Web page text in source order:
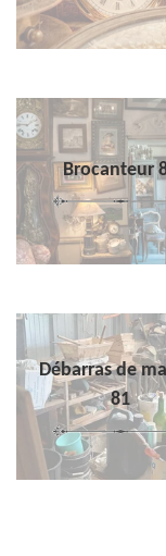
Brocanteur
Débarras de
81